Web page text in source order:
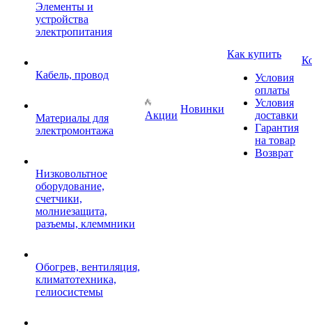
Элементы и
устройства
электропитания
Кабель, провод
Материалы для
электромонтажа
Низковольтное
оборудование,
счетчики,
молниезащита,
разъемы, клеммники
Обогрев, вентиляция,
климатотехника,
гелиосистемы
Акции
Новинки
Как купить
Условия
оплаты
Условия
доставки
Гарантия
на товар
Возврат